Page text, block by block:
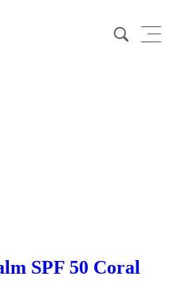
SPF 50 Coral